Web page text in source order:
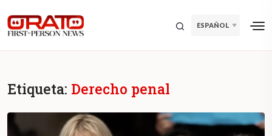
ESPAÑOL
Etiqueta: Derecho penal